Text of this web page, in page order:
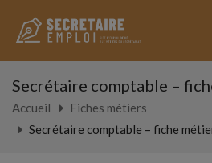
Secrétaire comptable –
Accueil
Fiches métiers
Secrétaire comptable – fiche